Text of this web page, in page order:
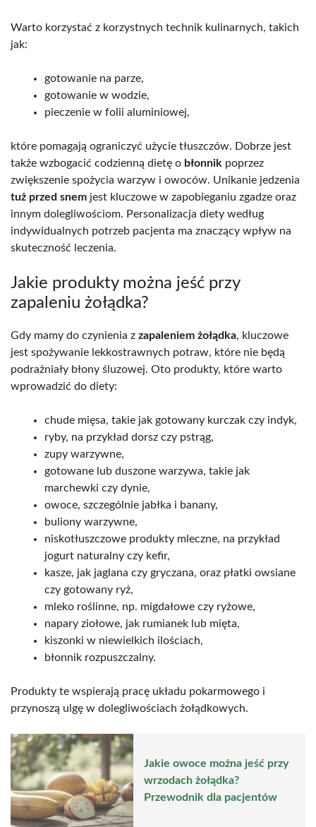
Warto korzystać z korzystnych technik kulinarnych, takich
jak:
gotowanie na parze,
gotowanie w wodzie,
pieczenie w folii aluminiowej,
które pomagają ograniczyć użycie tłuszczów. Dobrze jest
także wzbogacić codzienną dietę o błonnik poprzez
zwiększenie spożycia warzyw i owoców. Unikanie jedzenia
tuż przed snem jest kluczowe w zapobieganiu zgadze oraz
innym dolegliwościom. Personalizacja diety według
indywidualnych potrzeb pacjenta ma znaczący wpływ na
skuteczność leczenia.
Jakie produkty można jeść przy
zapaleniu żołądka?
Gdy mamy do czynienia z zapaleniem żołądka, kluczowe
jest spożywanie lekkostrawnych potraw, które nie będą
podrażniały błony śluzowej. Oto produkty, które warto
wprowadzić do diety:
chude mięsa, takie jak gotowany kurczak czy indyk,
ryby, na przykład dorsz czy pstrąg,
zupy warzywne,
gotowane lub duszone warzywa, takie jak
marchewki czy dynie,
owoce, szczególnie jabłka i banany,
buliony warzywne,
niskotłuszczowe produkty mleczne, na przykład
jogurt naturalny czy kefir,
kasze, jak jaglana czy gryczana, oraz płatki owsiane
czy gotowany ryż,
mleko roślinne, np. migdałowe czy ryżowe,
napary ziołowe, jak rumianek lub mięta,
kiszonki w niewielkich ilościach,
błonnik rozpuszczalny.
Produkty te wspierają pracę układu pokarmowego i
przynoszą ulgę w dolegliwościach żołądkowych.
Jakie owoce można jeść przy
wrzodach żołądka?
Przewodnik dla pacjentów